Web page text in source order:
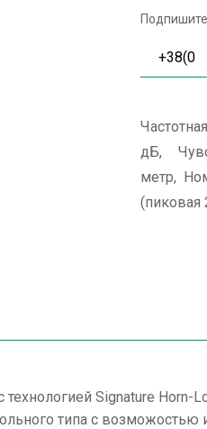
дБ,
метр,
(пиковая
технологией Signature
типа с возможостью